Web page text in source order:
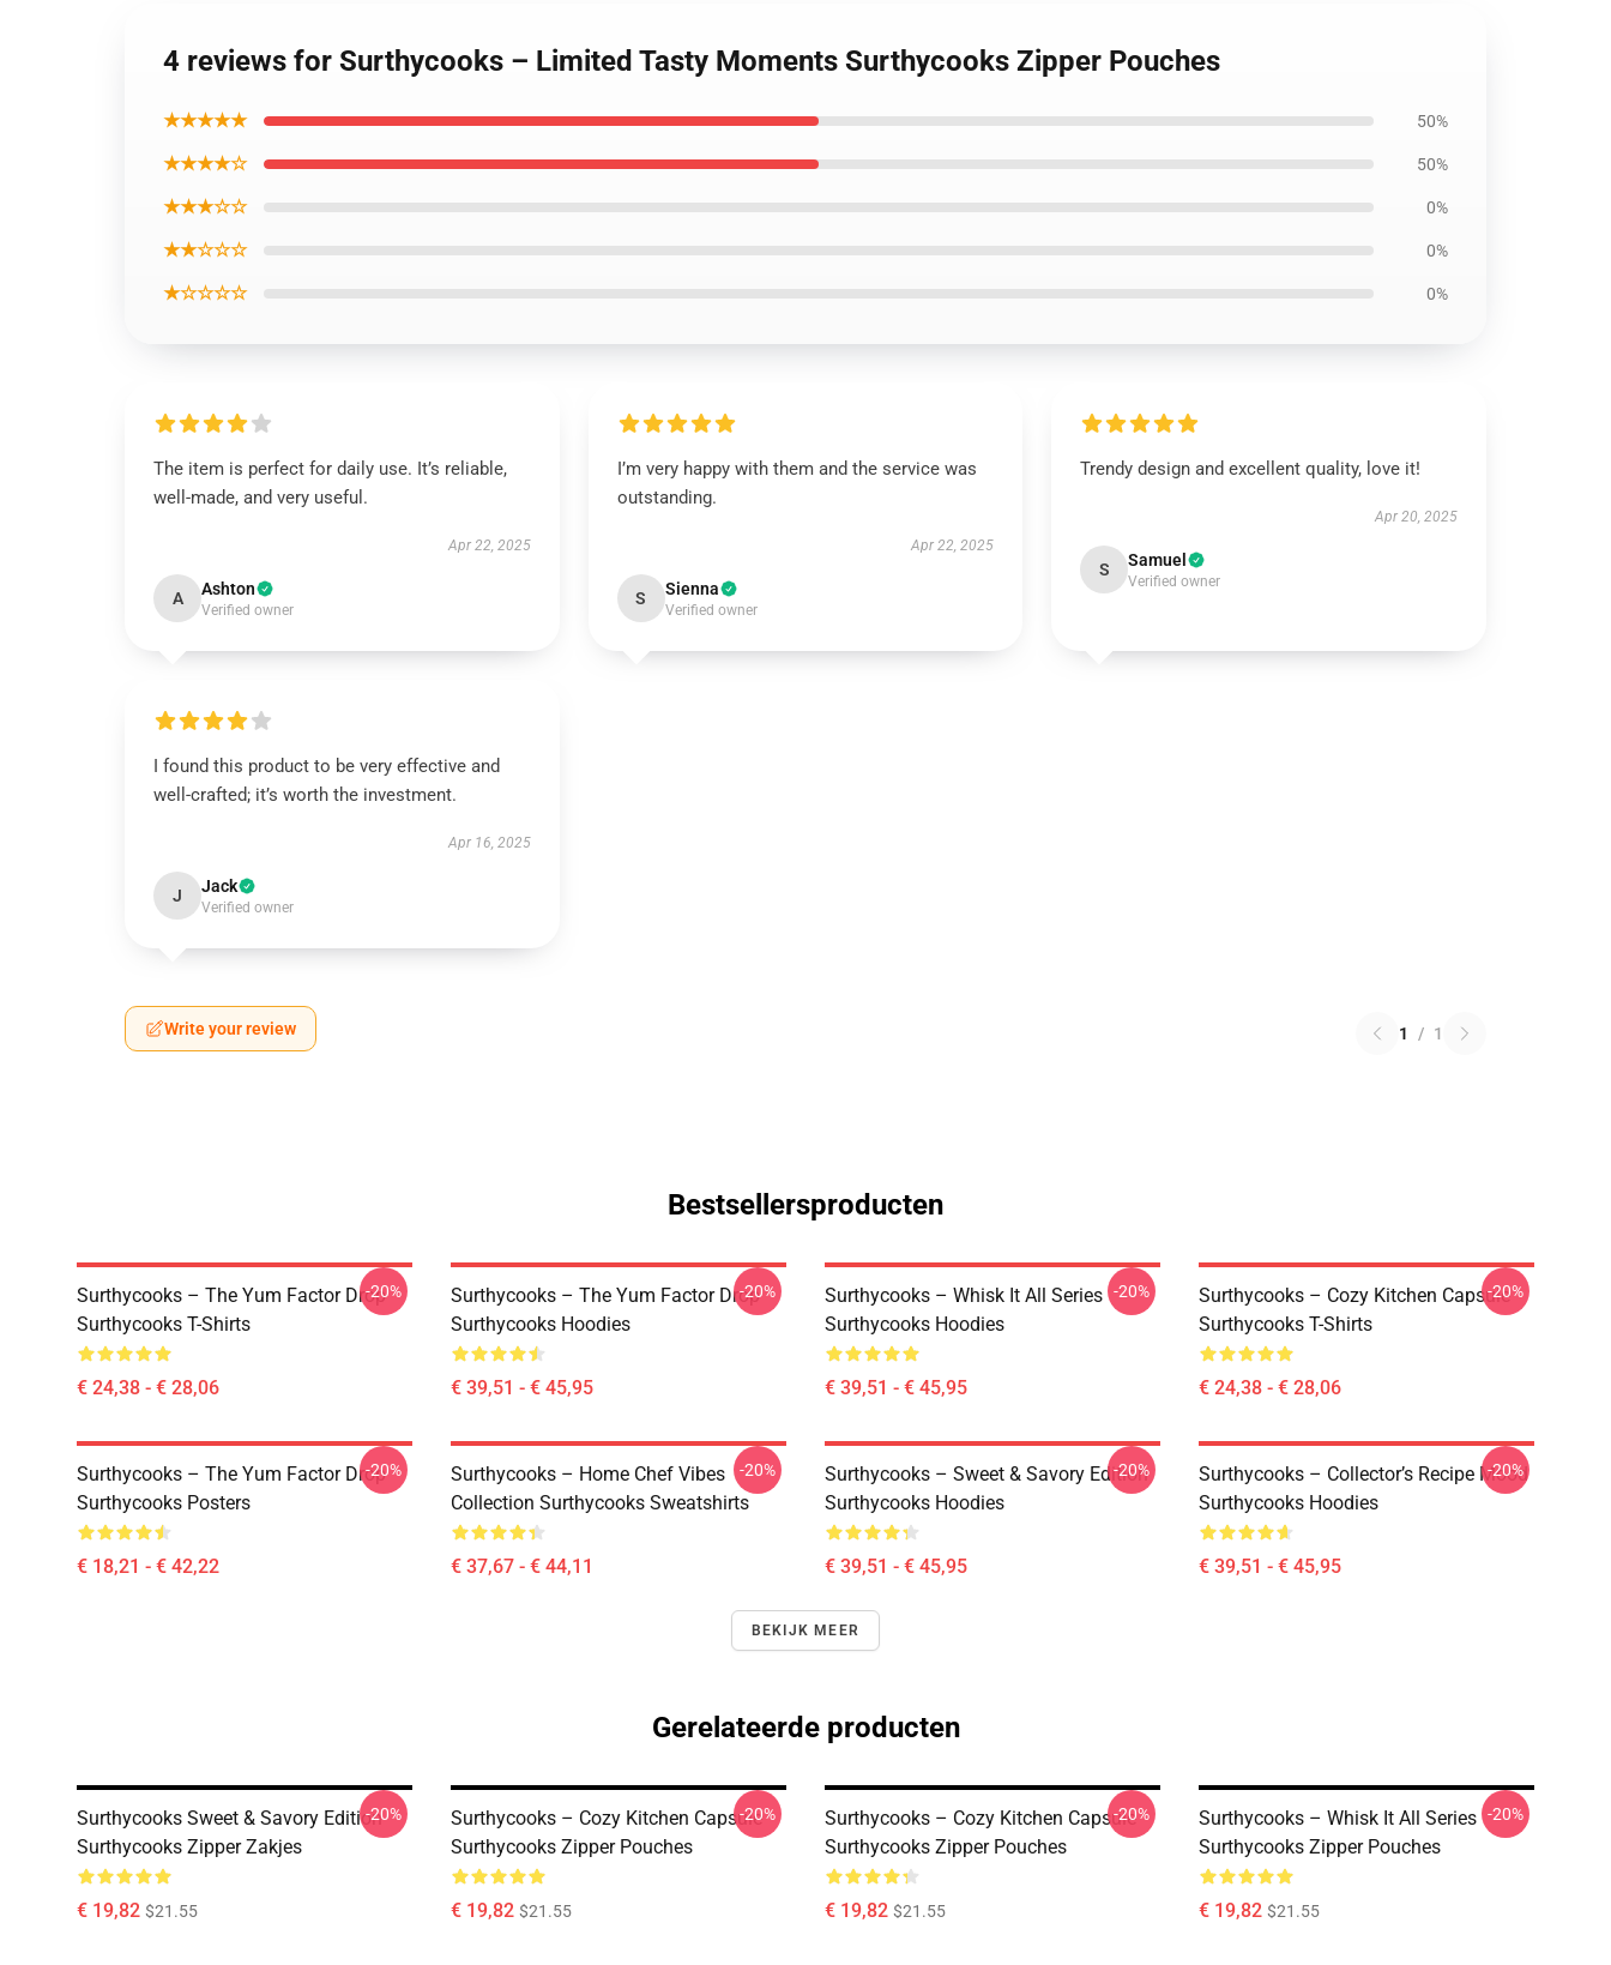
4 reviews for Surthycooks – Limited Tasty Moments Surthycooks Zipper Pouches
★★★★★ 50%
★★★★☆ 50%
★★★☆☆ 0%
★★☆☆☆ 0%
★☆☆☆☆ 0%
The item is perfect for daily use. It’s reliable,
well-made, and very useful.
Apr 22, 2025
A Ashton
Verified owner
I’m very happy with them and the service was
outstanding.
Apr 22, 2025
S Sienna
Verified owner
Trendy design and excellent quality, love it!
Apr 20, 2025
S Samuel
Verified owner
I found this product to be very effective and
well-crafted; it’s worth the investment.
Apr 16, 2025
J Jack
Verified owner
Write your review 1 / 1
Bestsellersproducten
Surthycooks – The Yum Factor Drop
Surthycooks T-Shirts
€ 24,38 - € 28,06
-20%
Surthycooks – The Yum Factor Drop
Surthycooks Hoodies
€ 39,51 - € 45,95
-20%
Surthycooks – Whisk It All Series
Surthycooks Hoodies
€ 39,51 - € 45,95
-20%
Surthycooks – Cozy Kitchen Capsule
Surthycooks T-Shirts
€ 24,38 - € 28,06
-20%
Surthycooks – The Yum Factor Drop
Surthycooks Posters
€ 18,21 - € 42,22
-20%
Surthycooks – Home Chef Vibes
Collection Surthycooks Sweatshirts
€ 37,67 - € 44,11
-20%
Surthycooks – Sweet & Savory Edition
Surthycooks Hoodies
€ 39,51 - € 45,95
-20%
Surthycooks – Collector’s Recipe Mood
Surthycooks Hoodies
€ 39,51 - € 45,95
-20%
BEKIJK MEER
Gerelateerde producten
Surthycooks Sweet & Savory Edition
Surthycooks Zipper Zakjes
€ 19,82 $21.55
-20%
Surthycooks – Cozy Kitchen Capsule
Surthycooks Zipper Pouches
€ 19,82 $21.55
-20%
Surthycooks – Cozy Kitchen Capsule
Surthycooks Zipper Pouches
€ 19,82 $21.55
-20%
Surthycooks – Whisk It All Series
Surthycooks Zipper Pouches
€ 19,82 $21.55
-20%